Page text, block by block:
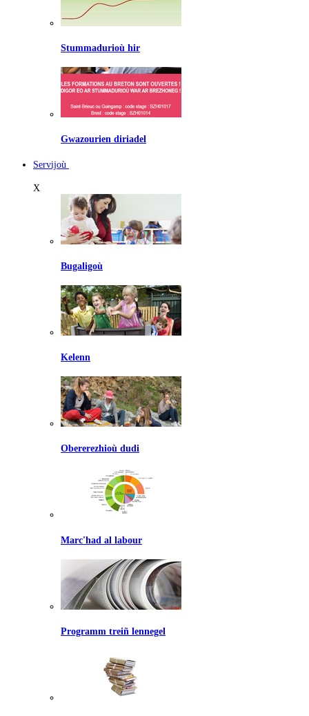
Stummadurioù hir
Gwazourien diriadel
Servijoù
X
Bugaligoù
Kelenn
Obererezhioù dudi
Marc'had al labour
Programm treiñ lennegel